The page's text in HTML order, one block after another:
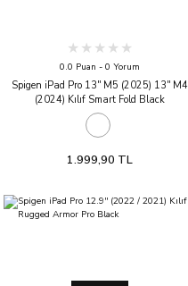
0.0 Puan - 0 Yorum
Spigen iPad Pro 13'' M5 (2025) 13'' M4
(2024) Kılıf Smart Fold Black
1.999,90 TL